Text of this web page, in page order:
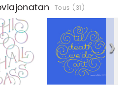
Tous (31)